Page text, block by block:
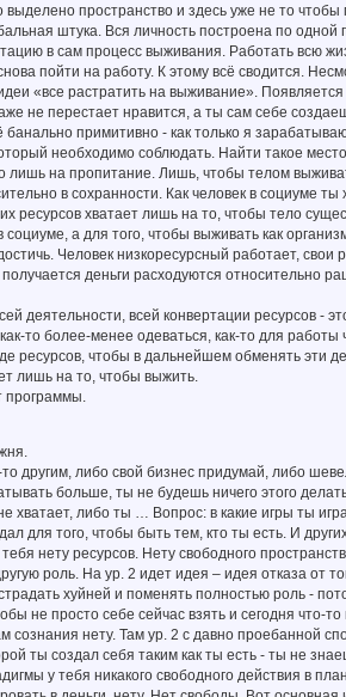
пространство и здесь уже не то чтобы
штука. Вся личность построена по
в сам процесс выживания. Работать всю
пойти на работу. К этому всё сводится.
«все растратить на выживание».
не перестает нравится, а ты сам себе
примитивно - как только я
необходимо соблюдать. Найти такое
лишь на пропитание. Лишь, чтобы телом
в сохранности. Как человек в социуме
ресурсов хватает лишь на то, чтобы тело
а для того, чтобы выживать как
Человек низкоресурсный работает, свои
деньги расходуются относительно
деятельности, всей конвертации ресурсов -
то более-менее одеваться, как-то для
ресурсов, чтобы в дальнейшем обменять эти
лишь на то, чтобы выжить.
программы.
другим, либо свой бизнес придумай, либо
больше, ты не будешь ничего этого
хватает, либо ты … Вопрос: в какие игры ты
для того, чтобы быть тем, кто ты есть. И
нету ресурсов. Нету свободного
роль. На ур. 2 идет идея – идея отказа от
хуйней и поменять полностью роль -
не просто себе сейчас взять и сегодня что-
сознания нету. Там ур. 2 с давно проебанной
ты создал себя таким как ты есть - ты не
у тебя никакого свободного действия в